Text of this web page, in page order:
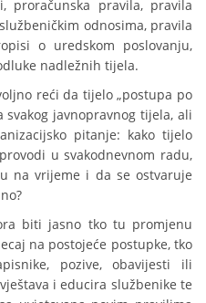
proračunska pravila, pravila
odnosima, pravila
o uredskom poslovanju,
nadležnih tijela.
reći da tijelo „postupa po
svakog javnopravnog tijela, ali
pitanje: kako tijelo
u svakodnevnom radu,
na vrijeme i da se ostvaruje
biti jasno tko tu promjenu
na postojeće postupke, tko
pozive, obavijesti ili
i educira službenike te